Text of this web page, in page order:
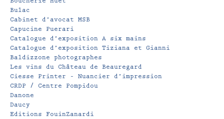
Bulac
Cabinet d’avocat MSB
Capucine Puerari
Catalogue d’exposition A six mains
Catalogue d’exposition Tiziana et Gianni
Baldizzone photographes
Les vins du Château de Beauregard
Ciesse Printer – Nuancier d’impression
CRDP / Centre Pompidou
Danone
Daucy
Editions FouinZanardi